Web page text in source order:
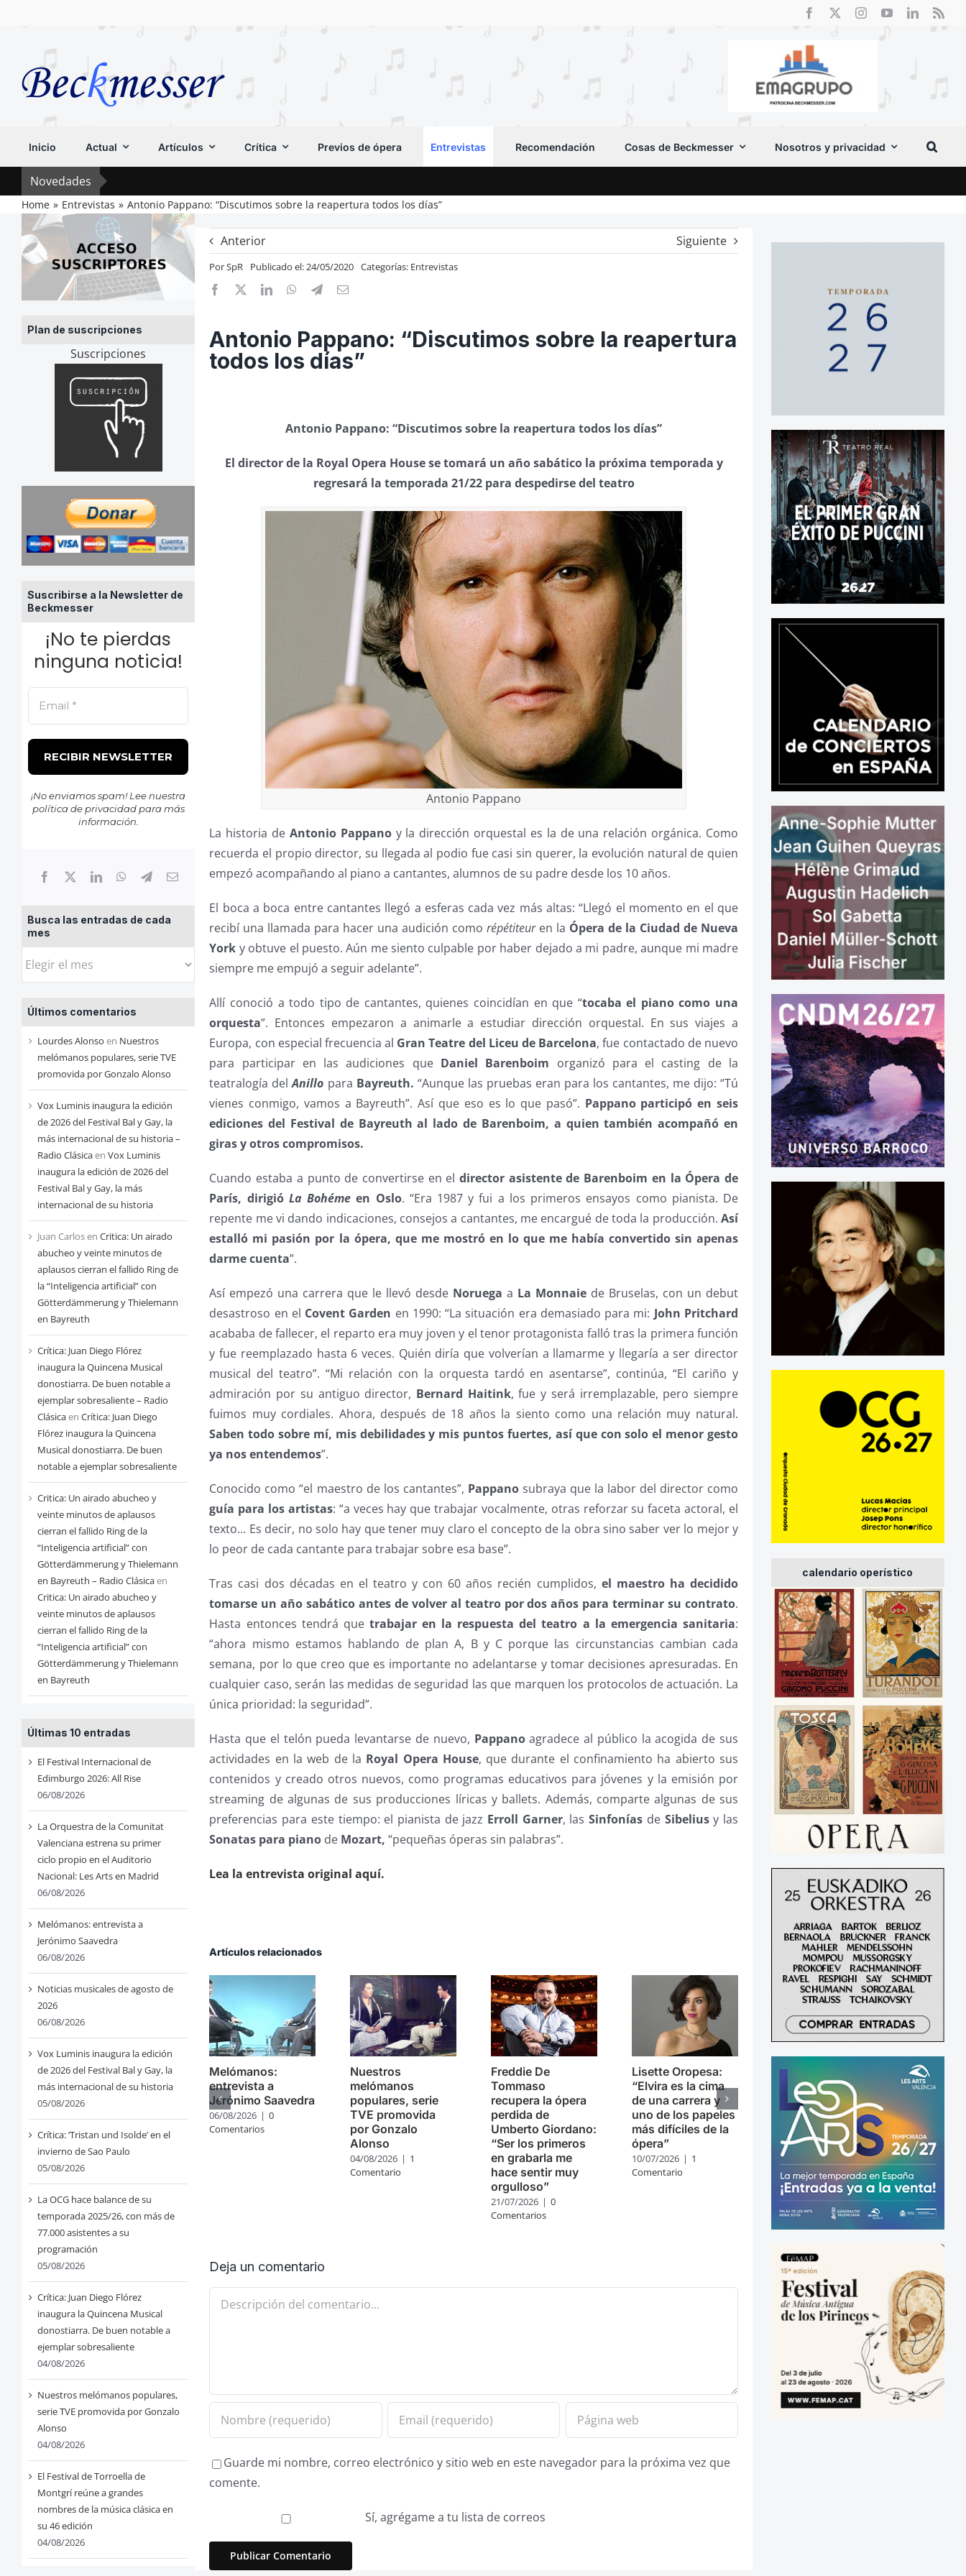
Inicio Actual Artículos Crítica Previos de ópera Entrevistas Recomendación Cosas de Beckmesser Nosotros y privacidad
Novedades
Home Entrevistas Antonio Pappano: “Discutimos sobre la reapertura todos los días”
Plan de suscripciones
Suscripciones
Suscribirse a la Newsletter de
Beckmesser
¡No te pierdas
ninguna noticia!
¡No enviamos spam! Lee nuestra
política de privacidadpara más
información.
Busca las entradas de cada
mes
Busca
entradas
de
cada
mes
Últimos comentarios
Lourdes Alonso en Nuestros
melómanos populares, serie TVE
promovida por Gonzalo Alonso
Vox Luminis inaugura la edición
de 2026 del Festival Bal y Gay, la
más internacional de su historia –
Radio Clásicaen Vox Luminis
inaugura la edición de 2026 del
Festival Bal y Gay, la más
internacional de su historia
Juan Carlosen Critica: Un airado
abucheo y veinte minutos de
aplausos cierran el fallido Ring de
la “Inteligencia artificial” con
Götterdämmerung y Thielemann
en Bayreuth
Crítica: Juan Diego Flórez
inaugura la Quincena Musical
donostiarra. De buen notable a
ejemplar sobresaliente – Radio
Clásicaen Crítica: Juan Diego
Flórez inaugura la Quincena
Musical donostiarra. De buen
notable a ejemplar sobresaliente
Critica: Un airado abucheo y
veinte minutos de aplausos
cierran el fallido Ring de la
“Inteligencia artificial” con
Götterdämmerung y Thielemann
en Bayreuth – Radio Clásicaen
Critica: Un airado abucheo y
veinte minutos de aplausos
cierran el fallido Ring de la
“Inteligencia artificial” con
Götterdämmerung y Thielemann
en Bayreuth
Últimas 10 entradas
El Festival Internacional de
Edimburgo 2026: All Rise
06/08/2026
La Orquestra de la Comunitat
Valenciana estrena su primer
ciclo propio en el Auditorio
Nacional: Les Arts en Madrid
06/08/2026
Melómanos: entrevista a
Jerónimo Saavedra
06/08/2026
Noticias musicales de agosto de
2026
06/08/2026
Vox Luminis inaugura la edición
de 2026 del Festival Bal y Gay, la
más internacional de su historia
05/08/2026
Crítica: ‘Tristan und Isolde’ en el
invierno de Sao Paulo
05/08/2026
La OCG hace balance de su
temporada 2025/26, con más de
77.000 asistentes a su
programación
05/08/2026
Crítica: Juan Diego Flórez
inaugura la Quincena Musical
donostiarra. De buen notable a
ejemplar sobresaliente
04/08/2026
Nuestros melómanos populares,
serie TVE promovida por Gonzalo
Alonso
04/08/2026
El Festival de Torroella de
Montgrí reúne a grandes
nombres de la música clásica en
su 46 edición
04/08/2026
Anterior Siguiente
PorSpR Publicado el: 24/05/2020 Categorías: Entrevistas
Antonio Pappano: “Discutimos sobre la reapertura
todos los días”
Antonio Pappano: “Discutimos sobre la reapertura todos los días”
El director de la Royal Opera House se tomará un año sabático la próxima temporada y
regresará la temporada 21/22 para despedirse del teatro
Antonio Pappano
La historia de Antonio Pappanoy la dirección orquestal es la de una relación orgánica. Como
recuerda el propio director, su llegada al podio fue casi sin querer, la evolución natural de quien
empezó acompañando al piano a cantantes, alumnos de su padre desde los 10 años.
El boca a boca entre cantantes llegó a esferas cada vez más altas: “Llegó el momento en el que
recibí una llamada para hacer una audición comorépétiteuren la Ópera de la Ciudad de Nueva
York y obtuve el puesto. Aún me siento culpable por haber dejado a mi padre, aunque mi madre
siempre me empujó a seguir adelante”.
Allí conoció a todo tipo de cantantes, quienes coincidían en que “tocaba el piano como una
orquesta”. Entonces empezaron a animarle a estudiar dirección orquestal. En sus viajes a
Europa, con especial frecuencia al Gran Teatre del Liceu de Barcelona, fue contactado de nuevo
para participar en las audiciones que Daniel Barenboim organizó para el casting de la
teatralogía delAnillo para Bayreuth. “Aunque las pruebas eran para los cantantes, me dijo: “Tú
vienes conmigo, vamos a Bayreuth”. Así que eso es lo que pasó”. Pappano participó en seis
ediciones del Festival de Bayreuth al lado de Barenboim, a quien también acompañó en
giras y otros compromisos.
Cuando estaba a punto de convertirse en eldirector asistente de Barenboim en la Ópera de
París, dirigió La Bohéme en Oslo. “Era 1987 y fui a los primeros ensayos como pianista. De
repente me vi dando indicaciones, consejos a cantantes, me encargué de toda la producción. Así
estalló mi pasión por la ópera, que me mostró en lo que me había convertido sin apenas
darme cuenta”.
Así empezó una carrera que le llevó desde Noruega a La Monnaie de Bruselas, con un debut
desastroso en el Covent Garden en 1990: “La situación era demasiado para mi: John Pritchard
acababa de fallecer, el reparto era muy joven y el tenor protagonista falló tras la primera función
y fue reemplazado hasta 6 veces. Quién diría que volverían a llamarme y llegaría a ser director
musical del teatro”.“Mi relación con la orquesta tardó en asentarse”, continúa, “El cariño y
admiración por su antiguo director, Bernard Haitink, fue y será irremplazable, pero siempre
fuimos muy cordiales. Ahora, después de 18 años la siento como una relación muy natural.
Saben todo sobre mí, mis debilidades y mis puntos fuertes, así que con solo el menor gesto
ya nos entendemos”.
Conocido como “el maestro de los cantantes”, Pappanosubraya que la labor del director como
guía para los artistas: “a veces hay que trabajar vocalmente, otras reforzar su faceta actoral, el
texto… Es decir, no solo hay que tener muy claro el concepto de la obra sino saber ver lo mejor y
lo peor de cada cantante para trabajar sobre esa base”.
Tras casi dos décadas en el teatro y con 60 años recién cumplidos, el maestro ha decidido
tomarse un año sabático antes de volver al teatro por dos años para terminar su contrato.
Hasta entonces tendrá que trabajar en la respuesta del teatro a la emergencia sanitaria:
“ahora mismo estamos hablando de plan A, B y C porque las circunstancias cambian cada
semana, por lo que creo que es importante no adelantarse y tomar decisiones apresuradas. En
cualquier caso, serán las medidas de seguridad las que marquen los protocolos de actuación. La
única prioridad: la seguridad”.
Hasta que el telón pueda levantarse de nuevo, Pappanoagradece al público la acogida de sus
actividades en la web de la Royal Opera House, que durante el confinamiento ha abierto sus
contenidos y creado otros nuevos, como programas educativos para jóvenes y la emisión por
streaming de algunas de sus producciones líricas y ballets. Además, comparte algunas de sus
preferencias para este tiempo: el pianista de jazz Erroll Garner, lasSinfonías de Sibeliusy las
Sonatas para piano de Mozart, “pequeñas óperas sin palabras”.
Lea la entrevista original aquí.
Artículos relacionados
Melómanos:
entrevista a
Jerónimo Saavedra
06/08/2026 | 0
Comentarios
Nuestros
melómanos
populares, serie
TVE promovida
por Gonzalo
Alonso
04/08/2026 | 1
Comentario
Freddie De
Tommaso
recupera la ópera
perdida de
Umberto Giordano:
“Ser los primeros
en grabarla me
hace sentir muy
orgulloso”
21/07/2026 | 0
Comentarios
Lisette Oropesa:
“Elvira es la cima
de una carrera y
uno de los papeles
más difíciles de la
ópera”
10/07/2026 | 1
Comentario
Deja un comentario
Comentario
Guarde mi nombre, correo electrónico y sitio web en este navegador para la próxima vez que
comente.
Sí, agrégame a tu lista de correos
calendario operístico